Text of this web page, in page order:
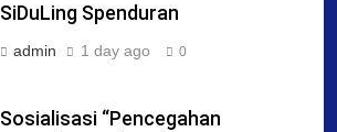
SiDuLing Spenduran
admin 1 day ago 0
Sosialisasi “Pencegahan